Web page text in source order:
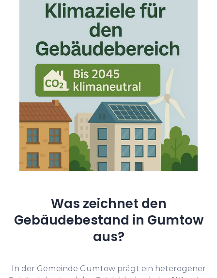
Was zeichnet den
Gebäudebestand in Gumtow
aus?
In der Gemeinde Gumtow prägt ein heterogener